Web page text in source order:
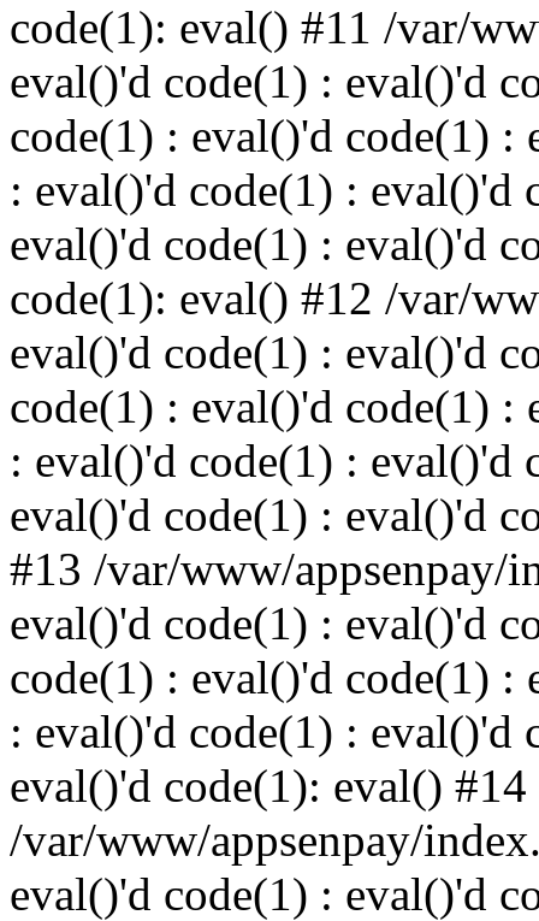
code(1): eval() #11 /var/
eval()'d code(1) : eval()'d
code(1) : eval()'d code(1) :
: eval()'d code(1) : eval()'d
eval()'d code(1) : eval()'d
code(1): eval() #12 /var/
eval()'d code(1) : eval()'d
code(1) : eval()'d code(1) :
: eval()'d code(1) : eval()'d
eval()'d code(1) : eval()'d
#13 /var/www/appsenpay/
eval()'d code(1) : eval()'d
code(1) : eval()'d code(1) :
: eval()'d code(1) : eval()'d
eval()'d code(1): eval() #14
/var/www/appsenpay/
eval()'d code(1) : eval()'d